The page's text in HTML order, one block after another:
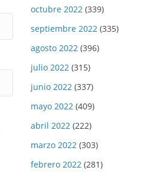
octubre 2022 (339)
septiembre 2022 (335)
agosto 2022 (396)
julio 2022 (315)
junio 2022 (337)
mayo 2022 (409)
abril 2022 (222)
marzo 2022 (303)
febrero 2022 (281)